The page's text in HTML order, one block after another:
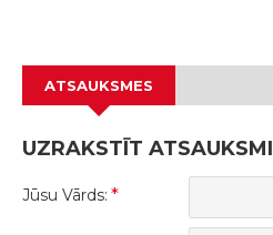
ATSAUKSMES
UZRAKSTĪT ATSAUKSMI
Jūsu Vārds: